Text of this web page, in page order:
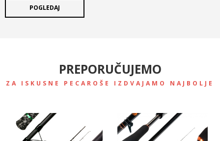
POGLEDAJ
PREPORUČUJEMO
ZA ISKUSNE PECAROŠE IZDVAJAMO NAJBOLJE